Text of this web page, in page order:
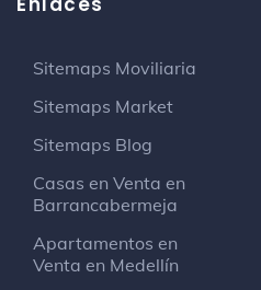
Sitemaps Moviliaria
Sitemaps Market
Sitemaps Blog
Casas en Venta en
Barrancabermeja
Apartamentos en
Venta en Medellín